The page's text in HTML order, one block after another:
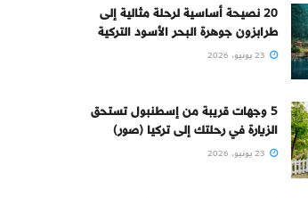
20 نصيحة أساسية لرحلة مثالية إلى
طرابزون جوهرة البحر الأسود التركية
5 وجهات قريبة من إسطنبول تستحق
الزيارة في رحلتك إلى تركيا (صور)